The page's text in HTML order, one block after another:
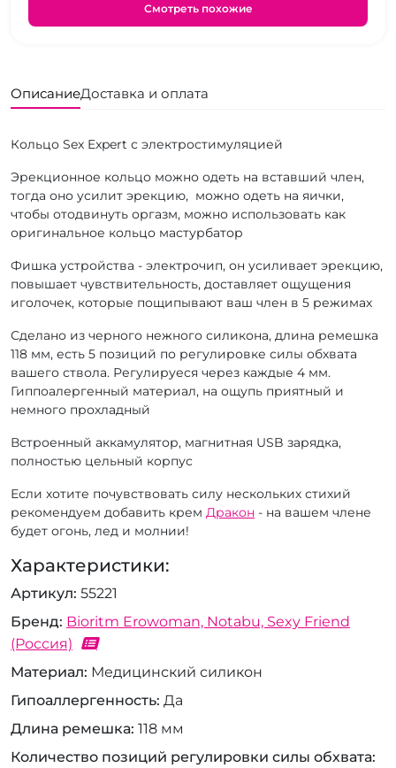
Смотреть похожие
ОписаниеДоставка и оплата
Кольцо Sex Expert с электростимуляцией
Эрекционное кольцо можно одеть на вставший член,
тогда оно усилит эрекцию, можно одеть на яички,
чтобы отодвинуть оргазм, можно использовать как
оригинальное кольцо мастурбатор
Фишка устройства - электрочип, он усиливает эрекцию,
повышает чувствительность, доставляет ощущения
иголочек, которые пощипывают ваш член в 5 режимах
Сделано из черного нежного силикона, длина ремешка
118 мм, есть 5 позиций по регулировке силы обхвата
вашего ствола. Регулируеся через каждые 4 мм.
Гиппоалергенный материал, на ощупь приятный и
немного прохладный
Встроенный аккамулятор, магнитная USB зарядка,
полностью цельный корпус
Если хотите почувствовать силу нескольких стихий
рекомендуем добавить крем Дракон - на вашем члене
будет огонь, лед и молнии!
Характеристики:
Артикул 55221
Бренд Bioritm Erowoman, Notabu, Sexy Friend
(Россия)
Материал Медицинский силикон
Гипоаллергенность Да
Длина ремешка 118 мм
Количество позиций регулировки силы обхвата